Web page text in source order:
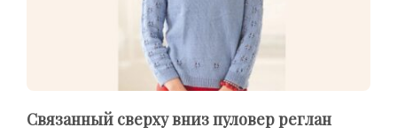
Связанный сверху вниз пуловер реглан